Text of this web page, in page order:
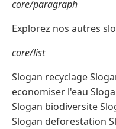
core/paragraph
Explorez nos autres
core/list
Slogan recyclage
economiser l'eau
Slogan biodiversite
Slogan deforestation